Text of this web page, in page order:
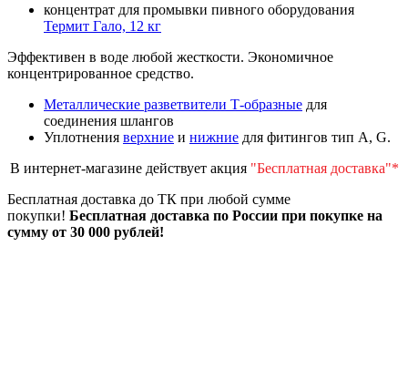
концентрат для промывки пивного оборудования
Термит Гало, 12 кг
Эффективен в воде любой жесткости. Экономичное
концентрированное средство.
Металлические разветвители Т-образные для
соединения шлангов
Уплотнения верхние и нижние для фитингов тип А, G.
В интернет-магазине действует акция "Бесплатная доставка"*
Бесплатная доставка до ТК при любой сумме
покупки! Бесплатная доставка по России при покупке на
сумму от 30 000 рублей!